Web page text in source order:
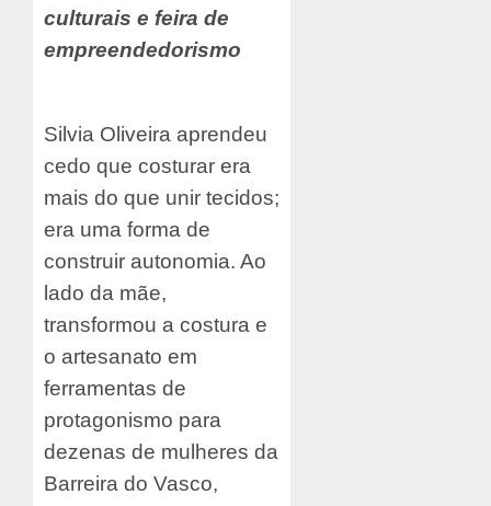
culturais e feira de
empreendedorismo
Silvia Oliveira aprendeu
cedo que costurar era
mais do que unir tecidos;
era uma forma de
construir autonomia. Ao
lado da mãe,
transformou a costura e
o artesanato em
ferramentas de
protagonismo para
dezenas de mulheres da
Barreira do Vasco,